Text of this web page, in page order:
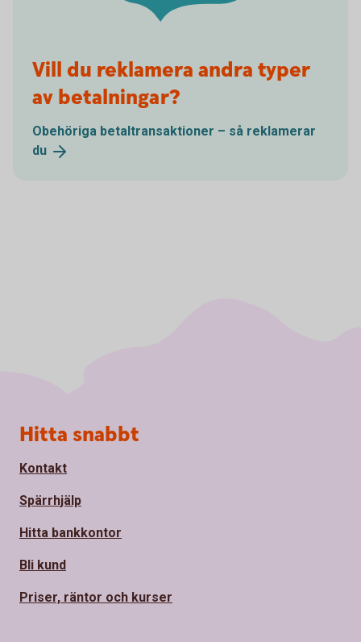
Vill du reklamera andra typer
av betalningar?
Obehöriga betaltransaktioner – så reklamerar
du
Sidfot
Hitta snabbt
Kontakt
Spärrhjälp
Hitta bankkontor
Bli kund
Priser, räntor och kurser